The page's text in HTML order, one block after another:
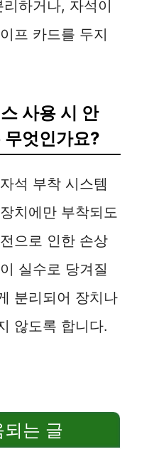
하거나, 자석이
프 카드를 두지
사용 시 안
엇인가요?
석 부착 시스템
치에만 부착되도
으로 인한 손상
실수로 당겨질
분리되어 장치나
않도록 합니다.
는 글